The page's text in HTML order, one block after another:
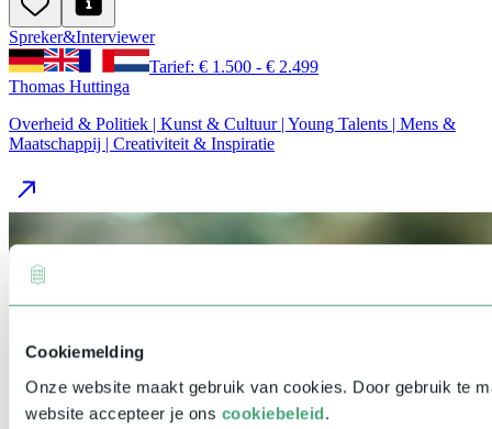
Cookiemelding
Onze website maakt gebruik van cookies. Door gebruik te
website accepteer je ons cookiebeleid.
Spreker&Interviewer
Tarief: € 1.500 - € 2.499
Thomas Huttinga
Overheid & Politiek | Kunst & Cultuur | Young Talents | Mens &
Maatschappij | Creativiteit & Inspiratie